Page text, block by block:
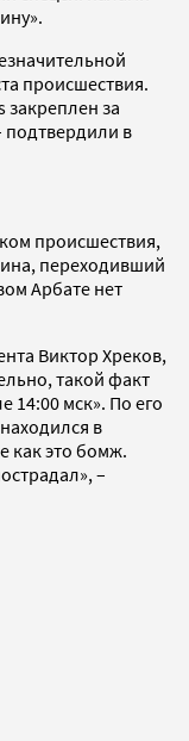
происшествия.
за
в
происшествия,
переходивший
Арбате нет
Виктор Хреков,
такой факт
14:00 мск». По его
в
как это бомж.
–